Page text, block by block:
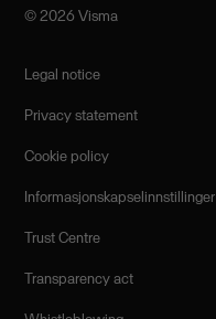
©️ 2026 Visma
Legal notice
Privacy statement
Cookie policy
Informasjonskapselinnstillinger
Trust Centre
Transparency act